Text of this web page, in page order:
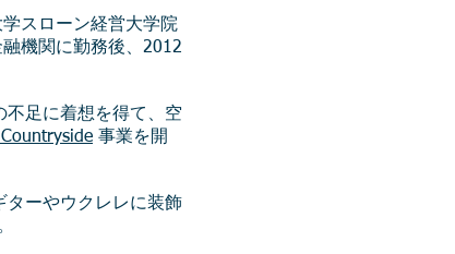
スローン経営大学院
機関に勤務後、2012
足に着想を得て、空
事業を開
ターやウクレレに装飾